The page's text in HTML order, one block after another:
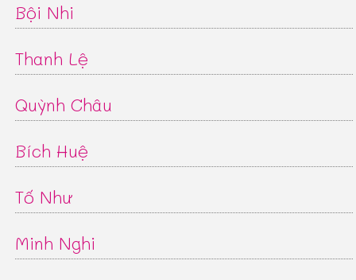
Bội Nhi
Thanh Lệ
Quỳnh Châu
Bích Huệ
Tố Như
Minh Nghi